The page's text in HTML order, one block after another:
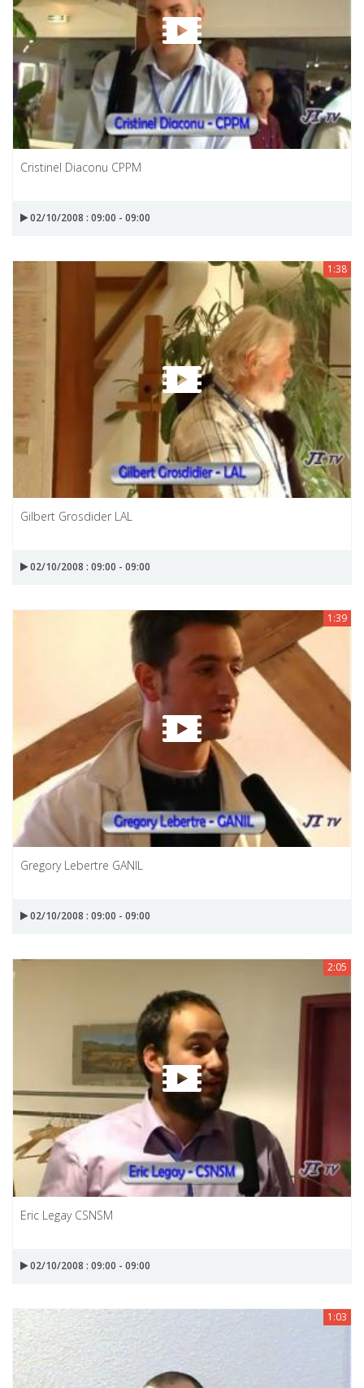
Cristinel Diaconu CPPM
02/10/2008 : 09:00 - 09:00
1:38
Gilbert Grosdider LAL
02/10/2008 : 09:00 - 09:00
1:39
Gregory Lebertre GANIL
02/10/2008 : 09:00 - 09:00
2:05
Eric Legay CSNSM
02/10/2008 : 09:00 - 09:00
1:03